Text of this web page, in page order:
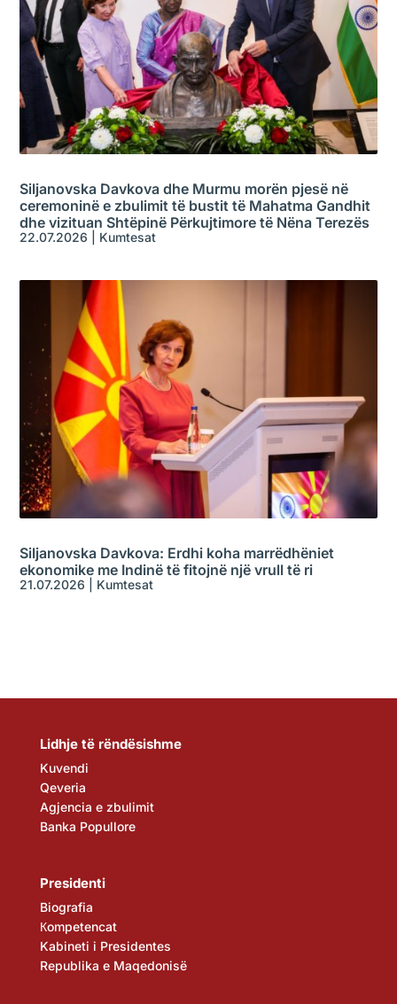
Siljanovska Davkova dhe Murmu morën pjesë në
ceremoninë e zbulimit të bustit të Mahatma Gandhit
dhe vizituan Shtëpinë Përkujtimore të Nëna Terezës
22.07.2026 Kumtesat
Siljanovska Davkova: Erdhi koha marrëdhëniet
ekonomike me Indinë të fitojnë një vrull të ri
21.07.2026 Kumtesat
Lidhje të rëndësishme
Kuvendi
Qeveria
Agjencia e zbulimit
Banka Popullore
Presidenti
Biografia
Кompetencat
Kabineti i Presidentes
Republika e Maqedonisë